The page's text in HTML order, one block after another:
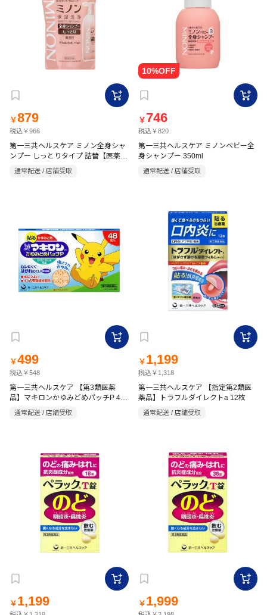
￥879
税込￥966
第一三共ヘルスケア ミノン全身シャ
ンプー しっとりタイプ 詰替【医薬部
外品】 380ml
通常配送 / 店舗受取
￥ 746
税込￥820
第一三共ヘルスケア ミノンベビー全
身シャンプー 350ml
通常配送 / 店舗受取
￥499
税込￥548
第一三共ヘルスケア 【第3類医薬
品】マキロンかゆみどめパッチP 48
枚
通常配送 / 店舗受取
￥ 1,199
税込￥1,318
第一三共ヘルスケア 【指定第2類医
薬品】トラフルダイレクトa 12枚
通常配送 / 店舗受取
￥ 1,199 ￥ 1,999